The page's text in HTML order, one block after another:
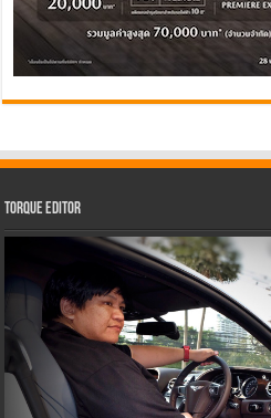
Torque Editor